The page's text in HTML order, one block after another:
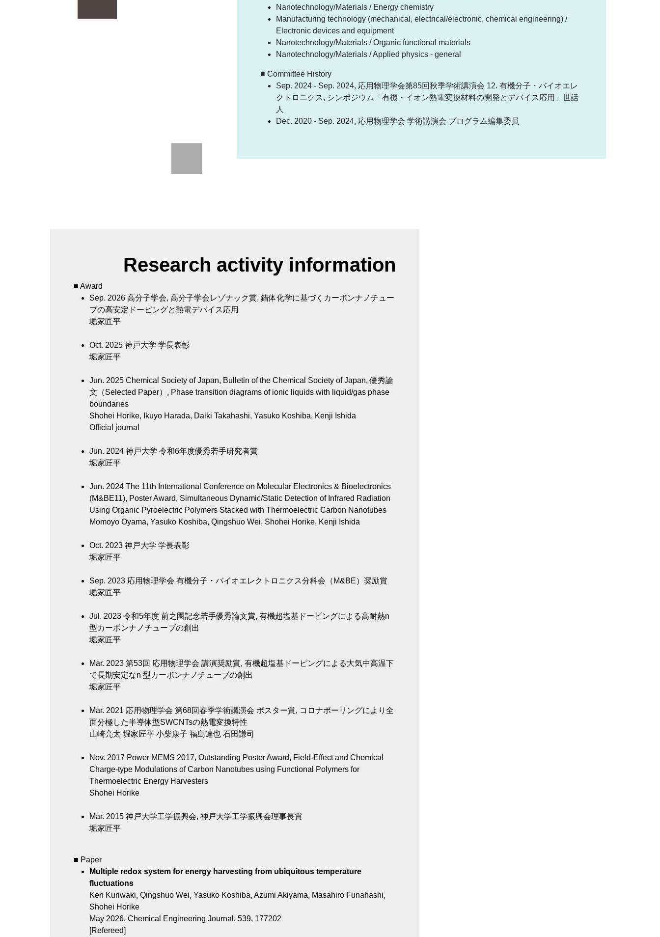
Nanotechnology/Materials / Energy chemistry
Manufacturing technology (mechanical, electrical/electronic, chemical engineering) /
Electronic devices and equipment
Nanotechnology/Materials / Organic functional materials
Nanotechnology/Materials / Applied physics - general
■ Committee History
Sep. 2024 - Sep. 2024, 応用物理学会第85回秋季学術講演会 12. 有機分子・バイオエレ
クトロニクス, シンポジウム「有機・イオン熱電変換材料の開発とデバイス応用」世話
人
Dec. 2020 - Sep. 2024, 応用物理学会 学術講演会 プログラム編集委員
Research activity information
■ Award
Sep. 2026 高分子学会, 高分子学会レゾナック賞, 錯体化学に基づくカーボンナノチュー
ブの高安定ドーピングと熱電デバイス応用
堀家匠平
Oct. 2025 神戸大学 学長表彰
堀家匠平
Jun. 2025 Chemical Society of Japan, Bulletin of the Chemical Society of Japan, 優秀論
文（Selected Paper）, Phase transition diagrams of ionic liquids with liquid/gas phase
boundaries
Shohei Horike, Ikuyo Harada, Daiki Takahashi, Yasuko Koshiba, Kenji Ishida
Official journal
Jun. 2024 神戸大学 令和6年度優秀若手研究者賞
堀家匠平
Jun. 2024 The 11th International Conference on Molecular Electronics & Bioelectronics
(M&BE11), Poster Award, Simultaneous Dynamic/Static Detection of Infrared Radiation
Using Organic Pyroelectric Polymers Stacked with Thermoelectric Carbon Nanotubes
Momoyo Oyama, Yasuko Koshiba, Qingshuo Wei, Shohei Horike, Kenji Ishida
Oct. 2023 神戸大学 学長表彰
堀家匠平
Sep. 2023 応用物理学会 有機分子・バイオエレクトロニクス分科会（M&BE）奨励賞
堀家匠平
Jul. 2023 令和5年度 前之園記念若手優秀論文賞, 有機超塩基ドーピングによる高耐熱n
型カーボンナノチューブの創出
堀家匠平
Mar. 2023 第53回 応用物理学会 講演奨励賞, 有機超塩基ドーピングによる大気中高温下
で長期安定なn 型カーボンナノチューブの創出
堀家匠平
Mar. 2021 応用物理学会 第68回春季学術講演会 ポスター賞, コロナポーリングにより全
面分極した半導体型SWCNTsの熱電変換特性
山崎亮太 堀家匠平 小柴康子 福島達也 石田謙司
Nov. 2017 Power MEMS 2017, Outstanding Poster Award, Field-Effect and Chemical
Charge-type Modulations of Carbon Nanotubes using Functional Polymers for
Thermoelectric Energy Harvesters
Shohei Horike
Mar. 2015 神戸大学工学振興会, 神戸大学工学振興会理事長賞
堀家匠平
■ Paper
Multiple redox system for energy harvesting from ubiquitous temperature
fluctuations
Ken Kuriwaki, Qingshuo Wei, Yasuko Koshiba, Azumi Akiyama, Masahiro Funahashi,
Shohei Horike
May 2026, Chemical Engineering Journal, 539, 177202
[Refereed]